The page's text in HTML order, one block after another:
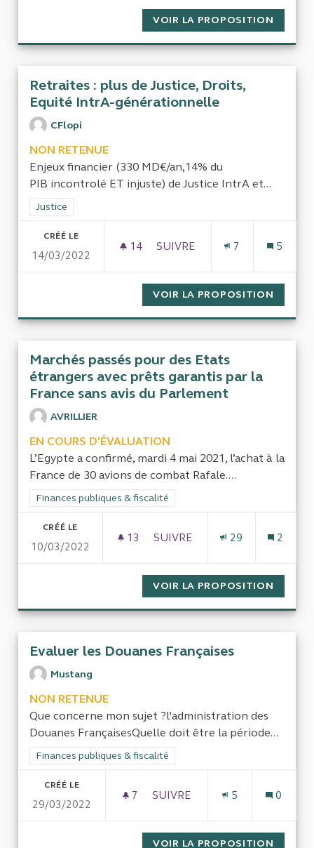
VOIR LA PROPOSITION
Retraites : plus de Justice, Droits,
Equité IntrA-générationnelle
CFlopi
NON RETENUE
Enjeux financier (330 MD€/an,14% du
PIB incontrolé ET injuste) de Justice IntrA et...
Filtrer les résultats de la catégorie : Justice
Justice
CRÉÉ LE
14/03/2022
14 14 ABONNÉS
SUIVRE 7 5
VOIR LA PROPOSITION
Marchés passés pour des Etats
étrangers avec prêts garantis par la
France sans avis du Parlement
AVRILLIER
EN COURS D'ÉVALUATION
L’Egypte a confirmé, mardi 4 mai 2021, l’achat à la
France de 30 avions de combat Rafale....
Filtrer les résultats de la catégorie : Finances publiques &
Finances publiques & fiscalité
CRÉÉ LE
10/03/2022
13 13 ABONNÉS
SUIVRE
29 2
VOIR LA PROPOSITION
Evaluer les Douanes Françaises
Mustang
NON RETENUE
Que concerne mon sujet ?l'administration des
Douanes FrançaisesQuelle doit être la période...
Filtrer les résultats de la catégorie : Finances publiques &
Finances publiques & fiscalité
CRÉÉ LE
29/03/2022
7 7 ABONNÉS
SUIVRE
5 0
VOIR LA PROPOSITION